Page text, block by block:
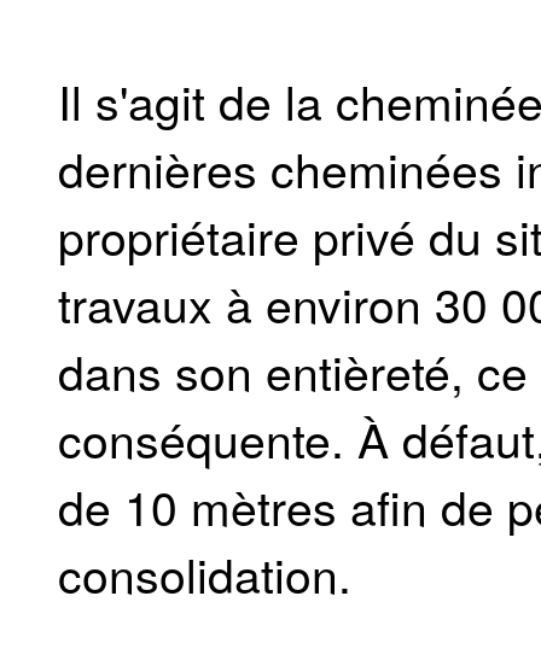
Il s'agit de la
dernières cheminées
propriétaire privé du
travaux à environ 30
dans son entièreté,
conséquente. À
de 10 mètres afin de
consolidation.